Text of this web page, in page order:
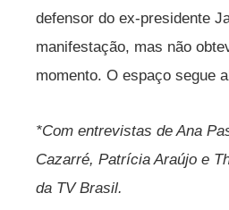
defensor do ex-presidente
manifestação, mas não
momento. O espaço segue
*Com entrevistas de Ana
Cazarré, Patrícia Araújo e
da TV Brasil.